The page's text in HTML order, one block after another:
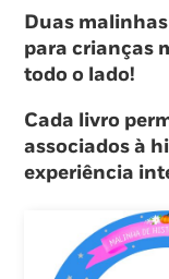
Duas
para crianças
todo o lado!
Cada livro
associados à
experiência